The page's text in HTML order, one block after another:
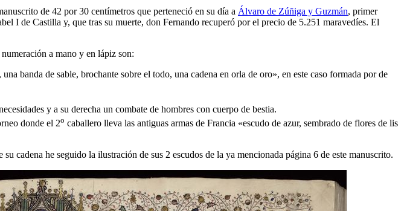
de 42 por 30 centímetros que perteneció en su día a Álvaro de Zúñiga y Guzmán, primer
I de Castilla y, que tras su muerte, don Fernando recuperó por el precio de 5.251 maravedíes. El
a mano y en lápiz son:
una banda de sable, brochante sobre el todo, una cadena en orla de oro», en este caso formada por de
y a su derecha un combate de hombres con cuerpo de bestia.
donde el 2o caballero lleva las antiguas armas de Francia «escudo de azur, sembrado de flores de lis
su cadena he seguido la ilustración de sus 2 escudos de la ya mencionada página 6 de este manuscrito.